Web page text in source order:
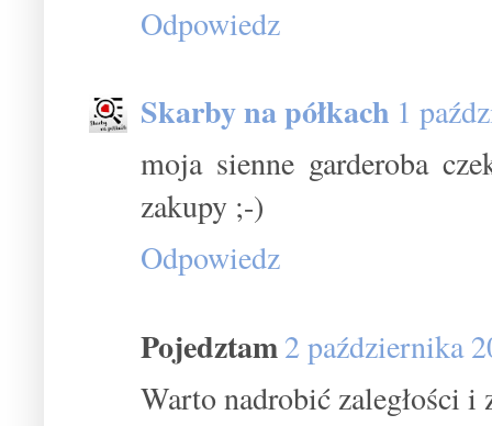
Odpowiedz
Skarby na półkach 1
moja sienne garderoba
zakupy ;-)
Odpowiedz
Pojedztam2 października
Warto nadrobić zaległości i